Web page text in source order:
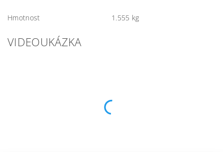
Hmotnost 1.555 kg
VIDEOUKÁZKA